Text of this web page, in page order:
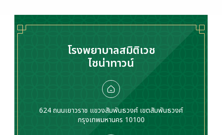
แนะนำทางการแพทย์
แบบไหนปลอดภัย
การเพิ่มขนาดก่อน
ตัดสินใจเข้ารับการรักษา
โรงพยาบาลสมิติเวช
ไชน่าทาวน์
624 ถนนเยาวราช แขวงสัมพันธวงศ์ เขตสัมพันธวงศ์
กรุงเทพมหานคร 10100